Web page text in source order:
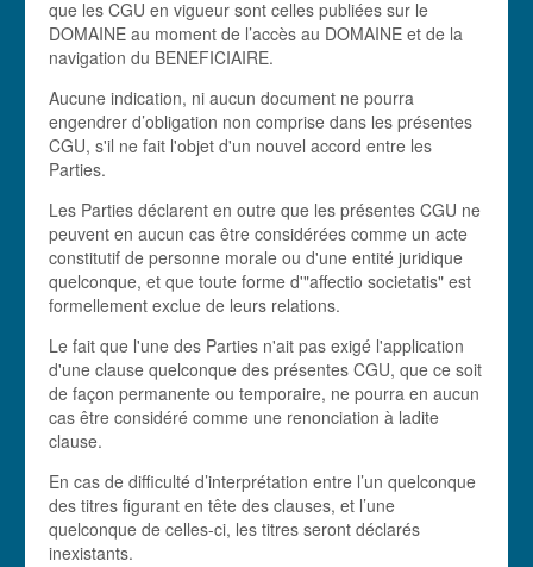
que les CGU en vigueur sont celles publiées sur le
DOMAINE au moment de l’accès au DOMAINE et de la
navigation du BENEFICIAIRE.
Aucune indication, ni aucun document ne pourra
engendrer d’obligation non comprise dans les présentes
CGU, s'il ne fait l'objet d'un nouvel accord entre les
Parties.
Les Parties déclarent en outre que les présentes CGU ne
peuvent en aucun cas être considérées comme un acte
constitutif de personne morale ou d'une entité juridique
quelconque, et que toute forme d'"affectio societatis" est
formellement exclue de leurs relations.
Le fait que l'une des Parties n'ait pas exigé l'application
d'une clause quelconque des présentes CGU, que ce soit
de façon permanente ou temporaire, ne pourra en aucun
cas être considéré comme une renonciation à ladite
clause.
En cas de difficulté d’interprétation entre l’un quelconque
des titres figurant en tête des clauses, et l’une
quelconque de celles-ci, les titres seront déclarés
inexistants.